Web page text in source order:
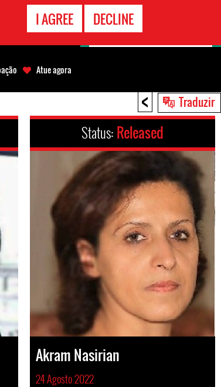
I AGREE DECLINE
< Traduzir
Status: Released
Akram Nasirian
24 Agosto 2022
Atue agora
CONTATO
EMERGÊNCIA